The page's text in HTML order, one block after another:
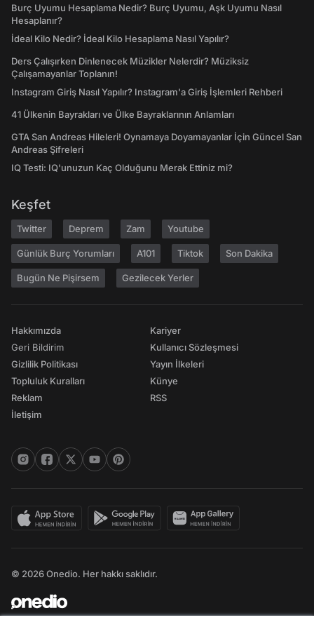
Burç Uyumu Hesaplama Nedir? Burç Uyumu, Aşk Uyumu Nasıl
Hesaplanır?
İdeal Kilo Nedir? İdeal Kilo Hesaplama Nasıl Yapılır?
Ders Çalışırken Dinlenecek Müzikler Nelerdir? Müziksiz
Çalışamayanlar Toplanın!
Instagram Giriş Nasıl Yapılır? Instagram'a Giriş İşlemleri Rehberi
41 Ülkenin Bayrakları ve Ülke Bayraklarının Anlamları
GTA San Andreas Hileleri! Oynamaya Doyamayanlar İçin Güncel San
Andreas Şifreleri
IQ Testi: IQ'unuzun Kaç Olduğunu Merak Ettiniz mi?
Keşfet
Twitter Deprem Zam Youtube
Günlük Burç Yorumları A101 Tiktok Son Dakika
Bugün Ne Pişirsem Gezilecek Yerler
Hakkımızda
Geri Bildirim
Gizlilik Politikası
Topluluk Kuralları
Reklam
İletişim
Kariyer
Kullanıcı Sözleşmesi
Yayın İlkeleri
Künye
RSS
© 2026 Onedio. Her hakkı saklıdır.